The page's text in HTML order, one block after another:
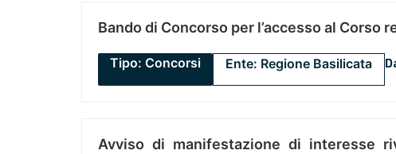
Bando di Concorso per l’accesso al
Tipo: Concorsi Ente: Regione Basilicata
Avviso di manifestazione di interesse